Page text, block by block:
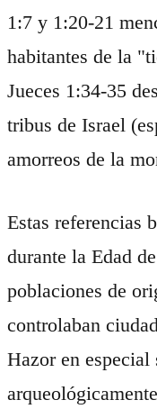
1:7 y 1:20-21
habitantes de la
Jueces 1:34-35
tribus de Israel
amorreos de la
Estas referencias
durante la Edad
poblaciones de
controlaban
Hazor en